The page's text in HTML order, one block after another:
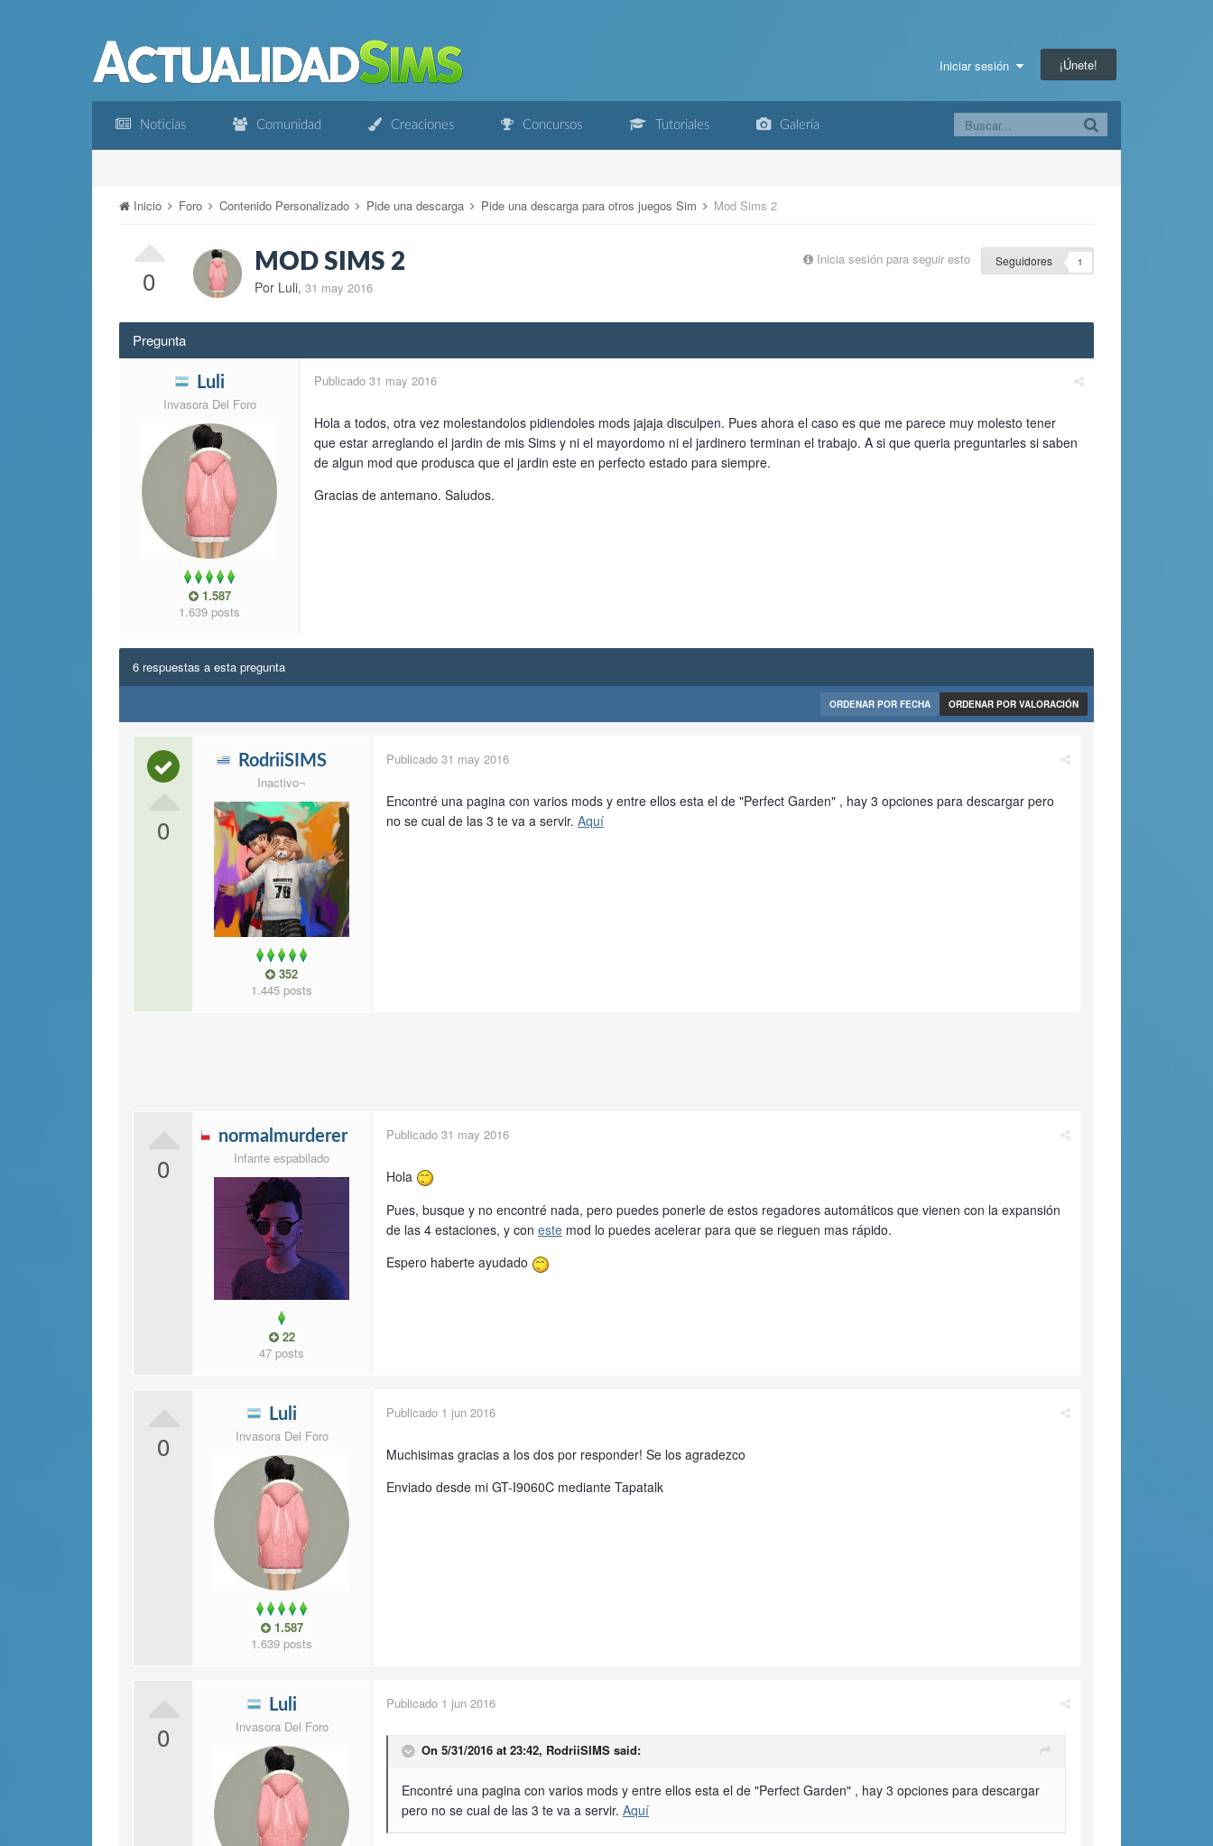
Iniciar sesión ¡Únete!
Noticias Comunidad Creaciones Concursos Tutoriales Galería
Inicio Foro Contenido Personalizado Pide una descarga Pide una descarga para otros juegos Sim Mod Sims 2
0
Inicia sesión para seguir esto Seguidores 1
MOD SIMS 2
Por Luli, 31 may 2016
Pregunta
Luli
Invasora Del Foro
1.587
1.639 posts
Publicado 31 may 2016
Hola a todos, otra vez molestandolos pidiendoles mods jajaja disculpen. Pues ahora el caso es que me parece muy molesto tener
que estar arreglando el jardin de mis Sims y ni el mayordomo ni el jardinero terminan el trabajo. A si que queria preguntarles si saben
de algun mod que produsca que el jardin este en perfecto estado para siempre.
Gracias de antemano. Saludos.
6 respuestas a esta pregunta
ORDENAR POR VALORACIÓN
ORDENAR POR FECHA
0
RodriiSIMS
Inactivo¬
352
1.445 posts
Publicado 31 may 2016
Encontré una pagina con varios mods y entre ellos esta el de "Perfect Garden" , hay 3 opciones para descargar pero
no se cual de las 3 te va a servir. Aquí
0
normalmurderer
Infante espabilado
22
47 posts
Publicado 31 may 2016
Hola
Pues, busque y no encontré nada, pero puedes ponerle de estos regadores automáticos que vienen con la expansión
de las 4 estaciones, y con este mod lo puedes acelerar para que se rieguen mas rápido.
Espero haberte ayudado
0
Luli
Invasora Del Foro
1.587
1.639 posts
Publicado 1 jun 2016
Muchisimas gracias a los dos por responder! Se los agradezco
Enviado desde mi GT-I9060C mediante Tapatalk
0
Luli
Invasora Del Foro
Publicado 1 jun 2016
On 5/31/2016 at 23:42, RodriiSIMS said:
Encontré una pagina con varios mods y entre ellos esta el de "Perfect Garden" , hay 3 opciones para descargar
pero no se cual de las 3 te va a servir. Aquí